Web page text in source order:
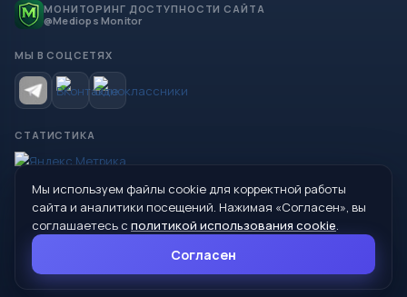
МОНИТОРИНГ ДОСТУПНОСТИ САЙТА
@Mediops Monitor
МЫ В СОЦСЕТЯХ
СТАТИСТИКА
© 2026 Управление образования Администрации МО
Сухой Лог
624800, Свердловская область, г. Сухой Лог, ул. Кирова, дом 7
8 (34373) 4-33-85
Мы используем файлы cookie для корректной работы
сайта и аналитики посещений. Нажимая «Согласен», вы
соглашаетесь с политикой использования cookie.
Согласен